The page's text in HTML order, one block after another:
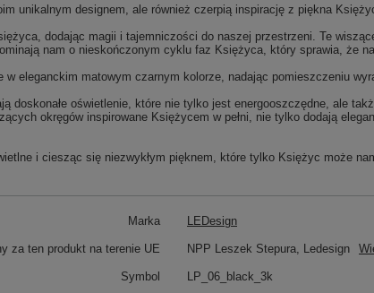
unikalnym designem, ale również czerpią inspirację z piękna
dodając magii i tajemniczości do naszej przestrzeni. Te
nam o nieskończonym cyklu faz Księżyca, który sprawia, że
eleganckim matowym czarnym kolorze, nadając pomieszczeniu
doskonałe oświetlenie, które nie tylko jest energooszczędne, ale
okręgów inspirowane Księżycem w pełni, nie tylko dodają
i ciesząc się niezwykłym pięknem, które tylko Księżyc może
Marka LEDesign
za ten produkt na terenie UE NPP Leszek Stepura, Ledesign
Symbol LP_06_black_3k